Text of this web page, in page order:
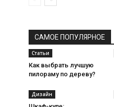
САМОЕ ПОПУЛЯРНОЕ
Статьи
Как выбрать лучшую
пилораму по дереву?
Дизайн